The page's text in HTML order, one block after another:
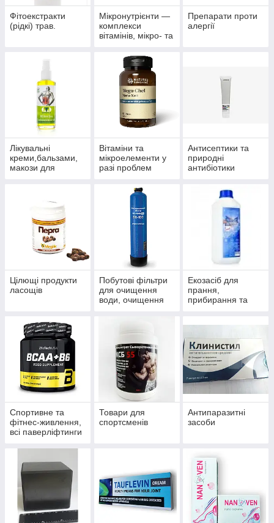
Фітоекстракти
(рідкі) трав.
Мікронутрієнти —
комплекси
вітамінів, мікро- та
Препарати проти
алергії
Лікувальні
креми,бальзами,
макози для
Вітаміни та
мікроелементи у
разі проблем
Антисептики та
природні
антибіотики
ьного впливу.
Цілющі продукти
ласощів
Побутові фільтри
для очищення
води, очищення
опалення
Екозасіб для
прання,
прибирання та
Спортивне та
фітнес-живлення,
всі паверліфтинги
тренажери, одяг
Товари для
спортсменів
Антипаразитні
засоби